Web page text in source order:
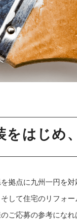
をはじめ
拠点に九州一円を
して住宅のリフォ
ご応募の参考になれ